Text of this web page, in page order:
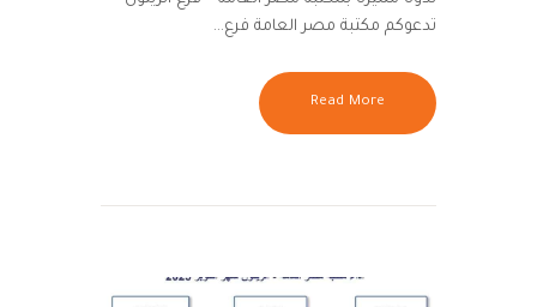
تدعوكم مكتبة مصر العامة فرع…
Read More